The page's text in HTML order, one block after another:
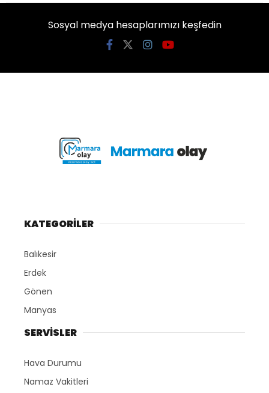
Sosyal medya hesaplarımızı keşfedin
KATEGORİLER
Balıkesir
Erdek
Gönen
Manyas
SERVİSLER
Hava Durumu
Namaz Vakitleri